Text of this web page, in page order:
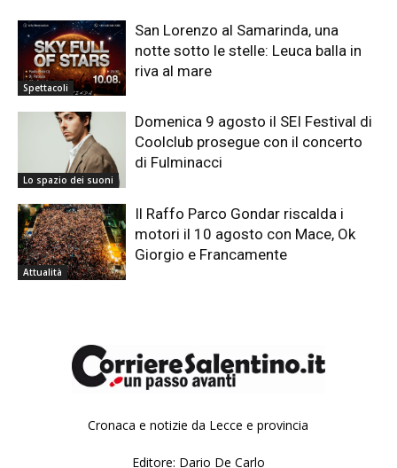
Spettacoli
San Lorenzo al Samarinda, una
notte sotto le stelle: Leuca balla in
riva al mare
Lo spazio dei suoni
Domenica 9 agosto il SEI Festival di
Coolclub prosegue con il concerto
di Fulminacci
Attualità
Il Raffo Parco Gondar riscalda i
motori il 10 agosto con Mace, Ok
Giorgio e Francamente
Cronaca e notizie da Lecce e provincia
Editore: Dario De Carlo